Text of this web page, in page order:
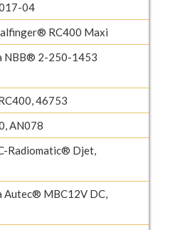
04
RC400 Maxi
NBB® 2-250-1453
46753
AN078
Radiomatic® Djet,
Autec® MBC12V DC,